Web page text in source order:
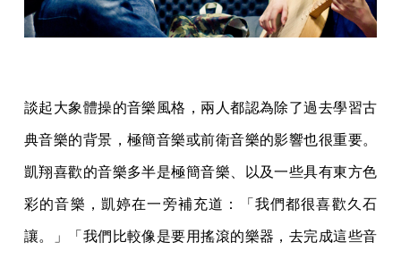
談起大象體操的音樂風格，兩人都認為除了過去學習古
典音樂的背景，極簡音樂或前衛音樂的影響也很重要。
凱翔喜歡的音樂多半是極簡音樂、以及一些具有東方色
彩的音樂，凱婷在一旁補充道：「我們都很喜歡久石
讓。」「我們比較像是要用搖滾的樂器，去完成這些音